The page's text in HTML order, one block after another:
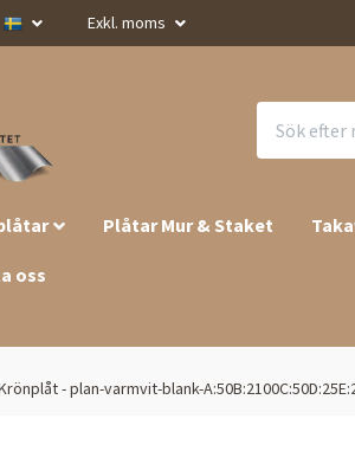
Exkl. moms
Plåtar Mur & Staket
oss
- plan-varmvit-blank-